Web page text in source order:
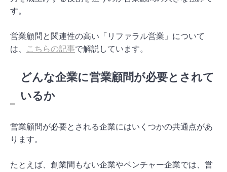
す。
営業顧問と関連性の高い「リファラル営業」について
は、
こちらの記事で解説しています。
どんな企業に営業顧問が必要とされて
いるか
営業顧問が必要とされる企業にはいくつかの共通点があ
ります。
たとえば、創業間もない企業やベンチャー企業では、営